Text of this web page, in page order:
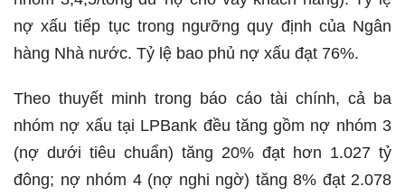
nợ xấu tiếp tục trong ngưỡng quy định của Ngân
hàng Nhà nước. Tỷ lệ bao phủ nợ xấu đạt 76%.
Theo thuyết minh trong báo cáo tài chính, cả ba
nhóm nợ xấu tại LPBank đều tăng gồm nợ nhóm 3
(nợ dưới tiêu chuẩn) tăng 20% đạt hơn 1.027 tỷ
đông; nợ nhóm 4 (nợ nghi ngờ) tăng 8% đạt 2.078